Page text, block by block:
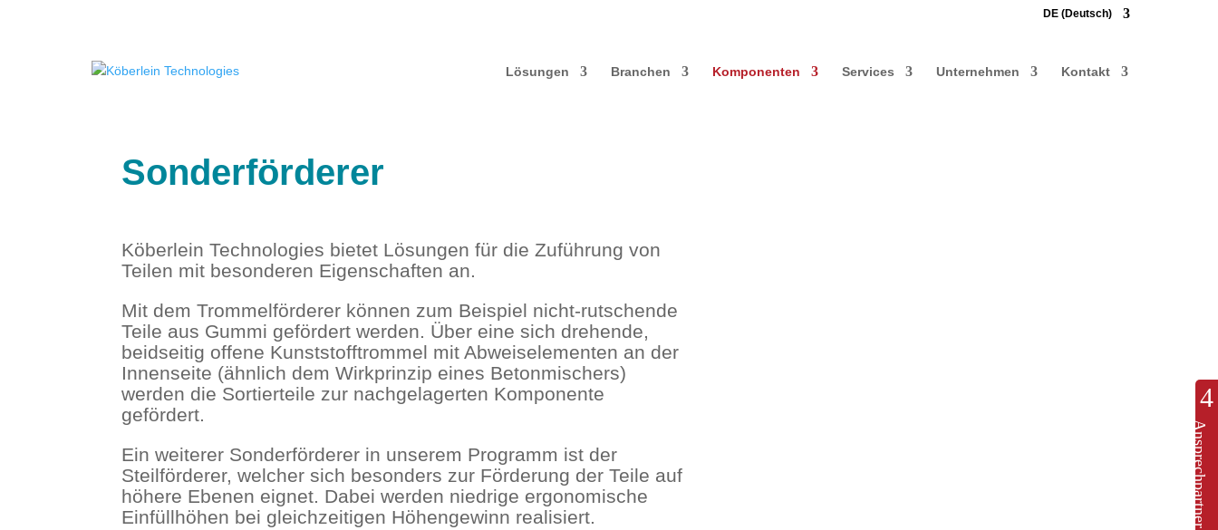
DE (Deutsch)
Lösungen Branchen Komponenten Services Unternehmen Kontakt
Sonderförderer
Köberlein Technologies bietet Lösungen für die Zuführung von
Teilen mit besonderen Eigenschaften an.
Mit dem Trommelförderer können zum Beispiel nicht-rutschende
Teile aus Gummi gefördert werden. Über eine sich drehende,
beidseitig offene Kunststofftrommel mit Abweiselementen an der
Innenseite (ähnlich dem Wirkprinzip eines Betonmischers)
werden die Sortierteile zur nachgelagerten Komponente
gefördert.
Ein weiterer Sonderförderer in unserem Programm ist der
Steilförderer, welcher sich besonders zur Förderung der Teile auf
höhere Ebenen eignet. Dabei werden niedrige ergonomische
Einfüllhöhen bei gleichzeitigen Höhengewinn realisiert.
Ansprechpartner